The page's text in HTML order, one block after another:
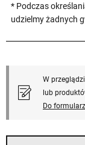
* Podczas
udzielmy żadnych
W
lub
Do